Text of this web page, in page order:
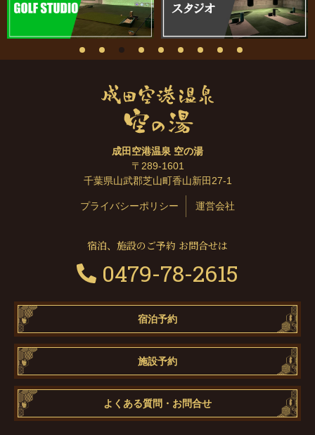
成田空港温泉 空の湯
〒289-1601
千葉県山武郡芝山町香山新田27-1
プライバシーポリシー 運営会社
宿泊、施設のご予約 お問合せは
0479-78-2615
宿泊予約
施設予約
よくある質問・お問合せ